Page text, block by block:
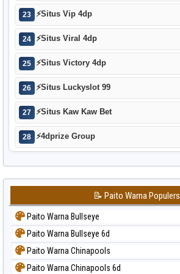
23 ⚡Situs Vip 4dp
24 ⚡Situs Viral 4dp
25 ⚡Situs Victory 4dp
26 ⚡Situs Luckyslot 99
27 ⚡Situs Kaw Kaw Bet
28 ⚡4dprize Group
📝 Paito Warna Populers
Paito Warna Bullseye
Paito Warna Bullseye 6d
Paito Warna Chinapools
Paito Warna Chinapools 6d